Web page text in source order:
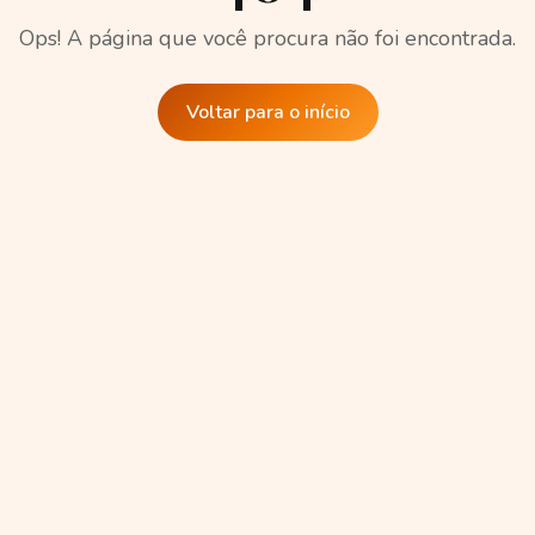
Ops! A página que você procura não foi encontrada.
Voltar para o início